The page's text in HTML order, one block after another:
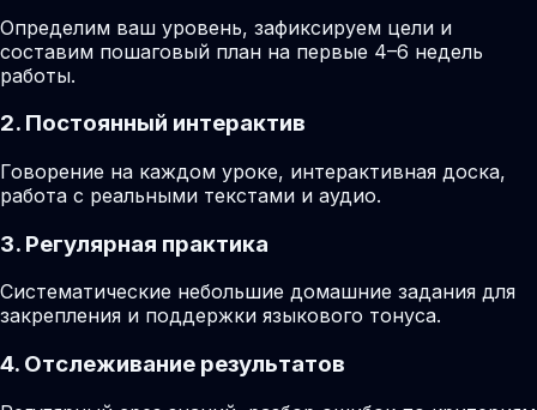
Определим ваш уровень, зафиксируем цели и
составим пошаговый план на первые 4–6 недель
работы.
2. Постоянный интерактив
Говорение на каждом уроке, интерактивная доска,
работа с реальными текстами и аудио.
3. Регулярная практика
Систематические небольшие домашние задания для
закрепления и поддержки языкового тонуса.
4. Отслеживание результатов